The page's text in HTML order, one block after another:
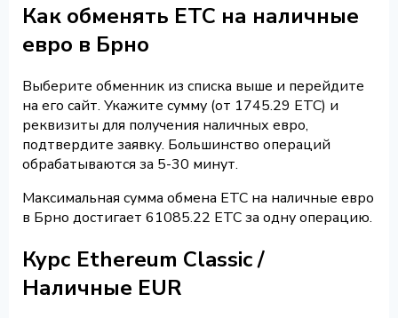
Как обменять ETC на наличные
евро в Брно
Выберите обменник из списка выше и перейдите
на его сайт. Укажите сумму (от 1745.29 ETC) и
реквизиты для получения наличных евро,
подтвердите заявку. Большинство операций
обрабатываются за 5-30 минут.
Максимальная сумма обмена ETC на наличные евро
в Брно достигает 61085.22 ETC за одну операцию.
Курс Ethereum Classic /
Наличные EUR